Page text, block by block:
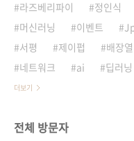
라즈베리파이
정인식
머신러닝
이벤트
서평
제이펍 배장열
네트워크
ai 딥러닝
더보기
전체 방문자